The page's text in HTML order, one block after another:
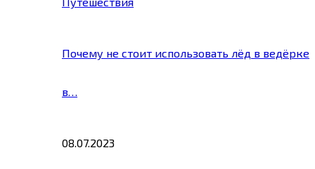
Почему не стоит использовать лёд в ведёрке
в…
08.07.2023